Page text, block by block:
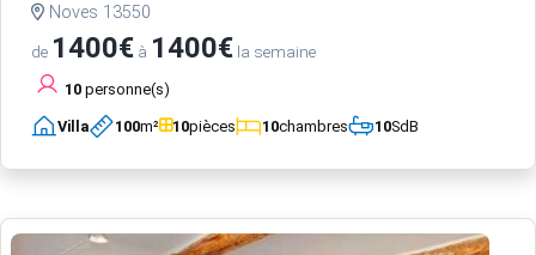
Noves 13550
de 1400€ à 1400€ la semaine
10 personne(s)
Villa 100m² 10pièces 10chambres 10SdB